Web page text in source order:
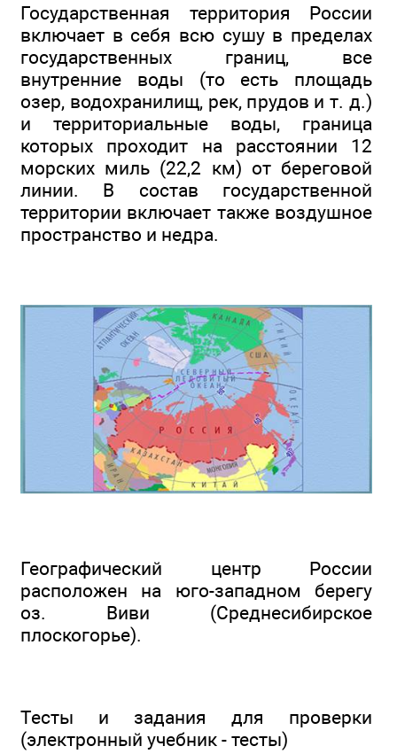
Государственная территория России
включает в себя всю сушу в пределах
государственных границ, все
внутренние воды (то есть площадь
озер, водохранилищ, рек, прудов и т. д.)
и территориальные воды, граница
которых проходит на расстоянии 12
морских миль (22,2 км) от береговой
линии. В состав государственной
территории включает также воздушное
пространство и недра.
Географический центр России
расположен на юго-западном берегу
оз. Виви (Среднесибирское
плоскогорье).
Тесты и задания для проверки
(электронный учебник - тесты)